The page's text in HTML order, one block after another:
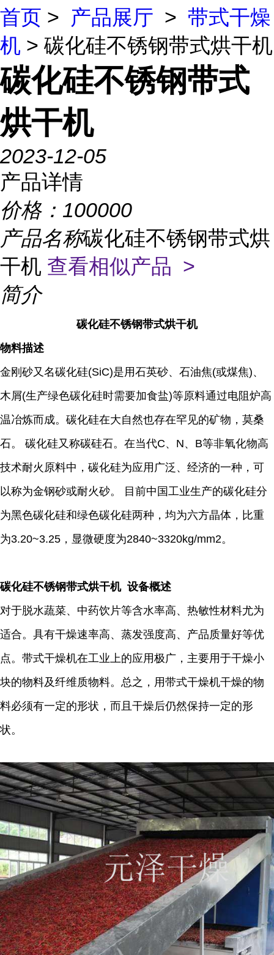
首页 > 产品展厅 > 带式干燥
机 > 碳化硅不锈钢带式烘干机
碳化硅不锈钢带式
烘干机
2023-12-05
产品详情
价格： 100000
产品名称碳化硅不锈钢带式烘
干机 查看相似产品 >
简介
碳化硅不锈钢带式烘干机
物料描述
金刚砂又名碳化硅(SiC)是用石英砂、石油焦(或煤焦)、
木屑(生产绿色碳化硅时需要加食盐)等原料通过电阻炉高
温冶炼而成。碳化硅在大自然也存在罕见的矿物，莫桑
石。 碳化硅又称碳硅石。在当代C、N、B等非氧化物高
技术耐火原料中，碳化硅为应用广泛、经济的一种，可
以称为金钢砂或耐火砂。 目前中国工业生产的碳化硅分
为黑色碳化硅和绿色碳化硅两种，均为六方晶体，比重
为3.20~3.25，显微硬度为2840~3320kg/mm2。
碳化硅不锈钢带式烘干机 设备概述
对于脱水蔬菜、中药饮片等含水率高、热敏性材料尤为
适合。具有干燥速率高、蒸发强度高、产品质量好等优
点。带式干燥机在工业上的应用极广，主要用于干燥小
块的物料及纤维质物料。总之，用带式干燥机干燥的物
料必须有一定的形状，而且干燥后仍然保持一定的形
状。